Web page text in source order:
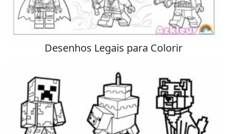
Desenhos Legais para Colorir